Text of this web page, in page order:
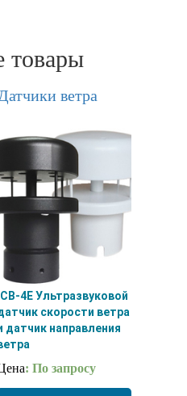
товары
Датчики ветра
ICB-4E Ультразвуковой
скорости ветра
датчик направления
: По запросу